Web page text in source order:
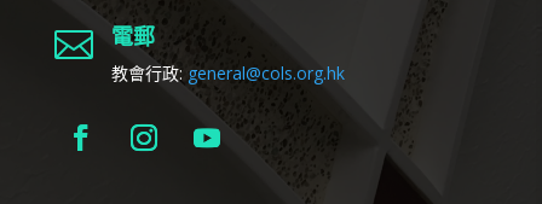
 電郵
教會行政: general@cols.org.hk